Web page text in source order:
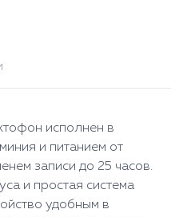
исполнен в
и питанием от
записи до 25 часов.
и простая система
удобным в